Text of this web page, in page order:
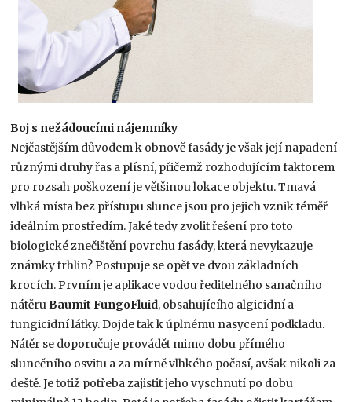
Boj s nežádoucími nájemníky
Nejčastějším důvodem k obnově fasády je však její napadení
různými druhy řas a plísní, přičemž rozhodujícím faktorem
pro rozsah poškození je většinou lokace objektu. Tmavá
vlhká místa bez přístupu slunce jsou pro jejich vznik téměř
ideálním prostředím. Jaké tedy zvolit řešení pro toto
biologické znečištění povrchu fasády, která nevykazuje
známky trhlin? Postupuje se opět ve dvou základních
krocích. Prvním je aplikace vodou ředitelného sanačního
nátěru Baumit FungoFluid, obsahujícího algicidní a
fungicidní látky. Dojde tak k úplnému nasycení podkladu.
Nátěr se doporučuje provádět mimo dobu přímého
slunečního osvitu a za mírně vlhkého počasí, avšak nikoli za
deště. Je totiž potřeba zajistit jeho vyschnutí po dobu